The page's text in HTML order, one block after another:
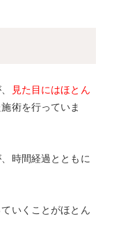
見た目にはほとん
術を行っていま
時間経過とともに
いくことがほとん